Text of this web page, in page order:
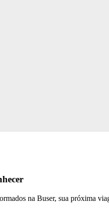
na Buser, sua próxima